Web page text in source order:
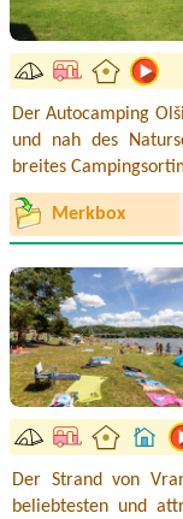
Der Autocamping
und nah des
breites
Merkbox
Der Strand von
beliebtesten und